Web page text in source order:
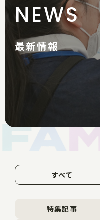
NEWS
最新情報
すべて
特集記事